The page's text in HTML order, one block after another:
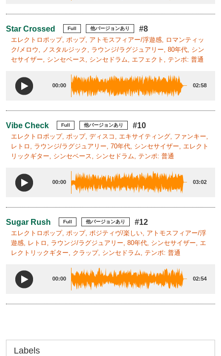
Star Crossed Full 他バージョンあり #8
エレクトロポップ, ポップ, アトモスフィアー/浮遊感, ロマンティッ
ク/メロウ, ノスタルジック, ラウンジ/ラグジュアリー, 80年代, シン
セサイザー, シンセベース, シンセドラム, エフェクト, テンポ: 普通
00:00 02:58
Vibe Check Full 他バージョンあり #10
エレクトロポップ, ポップ, ディスコ, エキサイティング, ファンキー,
レトロ, ラウンジ/ラグジュアリー, 70年代, シンセサイザー, エレクト
リックギター, シンセベース, シンセドラム, テンポ: 普通
00:00 03:02
Sugar Rush Full 他バージョンあり #12
エレクトロポップ, ポップ, ポジティヴ/楽しい, アトモスフィアー/浮
遊感, レトロ, ラウンジ/ラグジュアリー, 80年代, シンセサイザー, エ
レクトリックギター, クラップ, シンセドラム, テンポ: 普通
00:00 02:54
Labels